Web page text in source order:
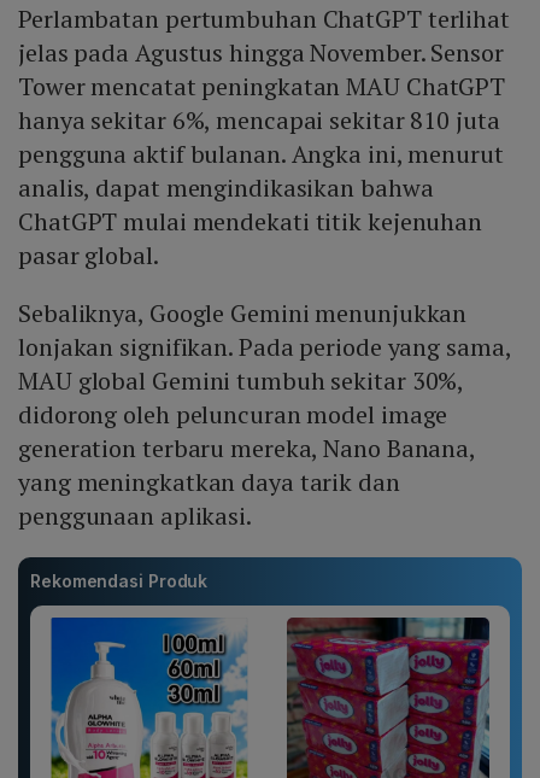
Perlambatan pertumbuhan ChatGPT terlihat
jelas pada Agustus hingga November. Sensor
Tower mencatat peningkatan MAU ChatGPT
hanya sekitar 6%, mencapai sekitar 810 juta
pengguna aktif bulanan. Angka ini, menurut
analis, dapat mengindikasikan bahwa
ChatGPT mulai mendekati titik kejenuhan
pasar global.
Sebaliknya, Google Gemini menunjukkan
lonjakan signifikan. Pada periode yang sama,
MAU global Gemini tumbuh sekitar 30%,
didorong oleh peluncuran model image
generation terbaru mereka, Nano Banana,
yang meningkatkan daya tarik dan
penggunaan aplikasi.
Rekomendasi Produk